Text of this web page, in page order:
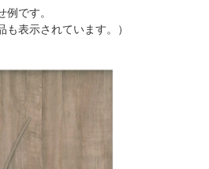
です。
も表示されています。）